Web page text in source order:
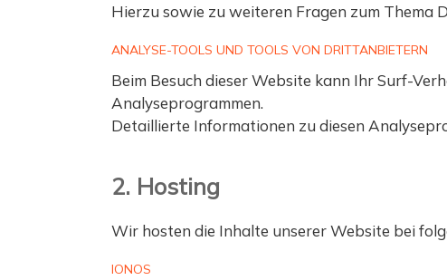
Hierzu sowie zu weiteren Fragen zum Thema
ANALYSE-TOOLS UND TOOLS VON DRITT­ANBIETERN
Beim Besuch dieser Website kann Ihr Surf-
Analyseprogrammen.
Detaillierte Informationen zu diesen
2. Hosting
Wir hosten die Inhalte unserer Website bei
IONOS